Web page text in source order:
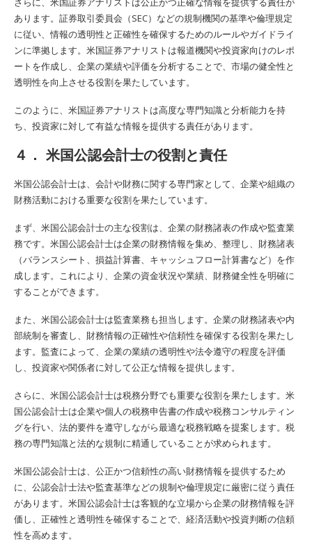
あります。証券取引委員会（SEC）などの規制機関の基準や倫理規定
に従い、情報の透明性と正確性を確保するためのルールやガイドライ
ンに準拠します。米国証券アナリストは報道機関や投資家向けのレポ
ートを作成し、企業の業績や評価を分析することで、市場の健全性と
透明性を向上させる役割を果たしています。
このように、米国証券アナリストは高度な専門知識と分析能力を持
ち、投資家に対して有益な情報を提供する責任があります。
４． 米国公認会計士の役割と責任
米国公認会計士は、会計や財務に関する専門家として、企業や組織の
財務活動における重要な役割を果たしています。
まず、米国公認会計士の主な役割は、企業の財務諸表の作成や監査業
務です。米国公認会計士は企業の財務情報を集め、整理し、財務諸表
（バランスシート、損益計算書、キャッシュフロー計算書など）を作
成します。これにより、企業の資金状況や業績、財務健全性を明確に
することができます。
また、米国公認会計士は監査業務も担当します。企業の財務諸表や内
部統制を審査し、財務情報の正確性や信頼性を確保する役割を果たし
ます。監査によって、企業の業績の透明性や法令遵守の程度を評価
し、投資家や関係者に対して公正な情報を提供します。
さらに、米国公認会計士は税務分野でも重要な役割を果たします。米
国公認会計士は企業や個人の税務申告書の作成や税務コンサルティン
グを行い、法的要件を遵守しながら最適な税務戦略を提案します。税
務の専門知識と法的な規制に精通していることが求められます。
米国公認会計士は、公正かつ信頼性の高い財務情報を提供するため
に、公認会計士法や監査基準などの規制や倫理規定に厳密に従う責任
があります。米国公認会計士は客観的な立場から企業の財務情報を評
価し、正確性と透明性を確保することで、経済活動や投資判断の信頼
性を高めます。